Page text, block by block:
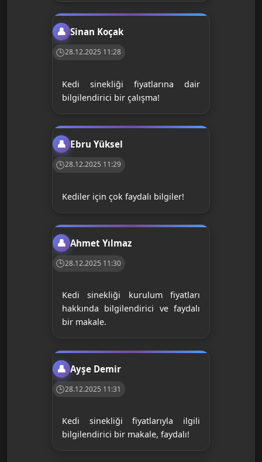
Sinan Koçak
28.12.2025 11:28
Kedi sinekliği fiyatlarına dair
bilgilendirici bir çalışma!
Ebru Yüksel
28.12.2025 11:29
Kediler için çok faydalı bilgiler!
Ahmet Yılmaz
28.12.2025 11:30
Kedi sinekliği kurulum fiyatları
hakkında bilgilendirici ve faydalı
bir makale.
Ayşe Demir
28.12.2025 11:31
Kedi sinekliği fiyatlarıyla ilgili
bilgilendirici bir makale, faydalı!